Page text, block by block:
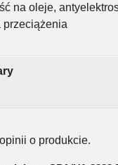
na oleje,
przeciążenia
o produkcie.